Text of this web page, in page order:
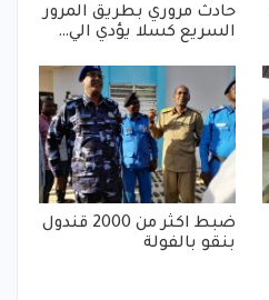
حادث مروري بطريق المرور
السريع كسلا يؤدي الي…
ضبط اكثر من 2000 قندول
بنقو بالفولة